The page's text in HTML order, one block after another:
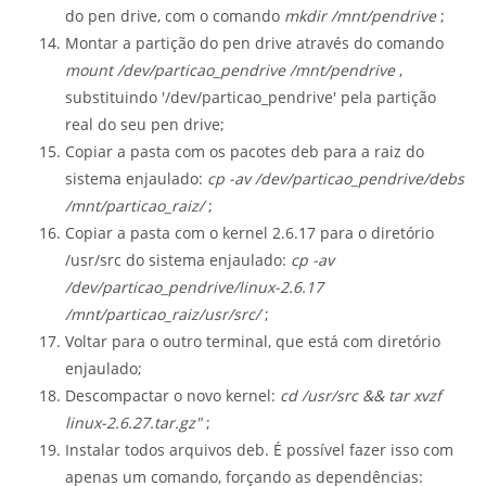
do pen drive, com o comando mkdir /mnt/pendrive;
Montar a partição do pen drive através do comando
mount /dev/particao_pendrive /mnt/pendrive,
substituindo '/dev/particao_pendrive' pela partição
real do seu pen drive;
Copiar a pasta com os pacotes deb para a raiz do
sistema enjaulado: cp -av /dev/particao_pendrive/debs
/mnt/particao_raiz/;
Copiar a pasta com o kernel 2.6.17 para o diretório
/usr/src do sistema enjaulado: cp -av
/dev/particao_pendrive/linux-2.6.17
/mnt/particao_raiz/usr/src/;
Voltar para o outro terminal, que está com diretório
enjaulado;
Descompactar o novo kernel: cd /usr/src && tar xvzf
linux-2.6.27.tar.gz";
Instalar todos arquivos deb. É possível fazer isso com
apenas um comando, forçando as dependências: